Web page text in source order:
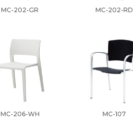
MC-202-GR MC-202-RD
MC-206-WH MC-107